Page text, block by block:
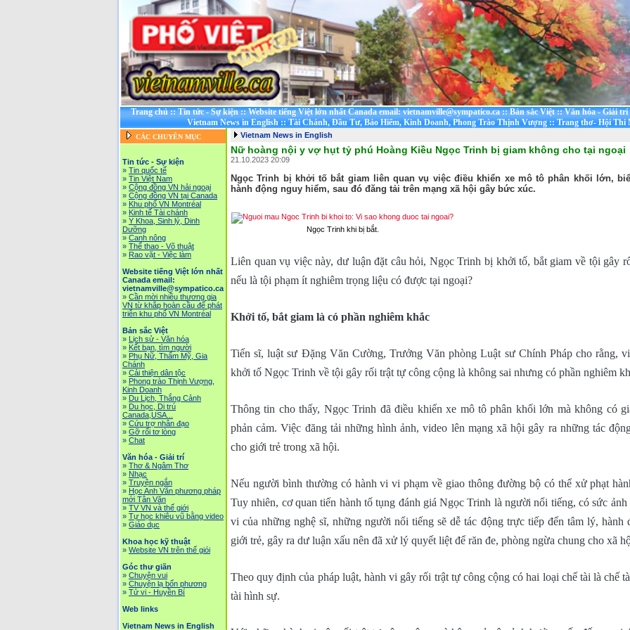
Trang chủ::Tin tức - Sự kiện::Website tiếng Việt lớn nhất Canada email: vietnamville@sympatico.ca::Bản sắc Việt::Văn hóa - Giải trí
Vietnam News in English::Tài Chánh, Đầu Tư, Bảo Hiểm, Kinh Doanh, Phong Trào Thịnh Vượng::Trang thơ- Hội Thi
CÁC CHUYÊN MỤC
Tin tức - Sự kiện
» Tin quốc tế
» Tin Việt Nam
» Cộng đồng VN hải ngoại
» Cộng đồng VN tại Canada
» Khu phố VN Montréal
» Kinh tế Tài chánh
» Y Khoa, Sinh lý, Dinh
Dưỡng
» Canh nông
» Thể thao - Võ thuật
» Rao vặt - Việc làm
Website tiếng Việt lớn nhất
Canada email:
vietnamville@sympatico.ca
» Cần mời nhiều thương gia
VN từ khắp hoàn cầu để phát
triễn khu phố VN Montréal
Bản sắc Việt
» Lịch sử - Văn hóa
» Kết bạn, tìm người
» Phụ Nữ, Thẩm Mỹ, Gia
Chánh
» Cải thiện dân tộc
» Phong trào Thịnh Vượng,
Kinh Doanh
» Du Lịch, Thắng Cảnh
» Du học, Di trú
Canada,USA...
» Cứu trợ nhân đạo
» Gỡ rối tơ lòng
» Chat
Văn hóa - Giải trí
» Thơ & Ngâm Thơ
» Nhạc
» Truyện ngắn
» Học Anh Văn phương pháp
mới Tân Văn
» TV VN và thế giới
» Tự học khiêu vũ bằng video
» Giáo dục
Khoa học kỹ thuật
» Website VN trên thế giói
Góc thư giãn
» Chuyện vui
» Chuyện lạ bốn phương
» Tử vi - Huyền Bí
Web links
Vietnam News in English
Vietnam News in English
Nữ hoàng nội y vợ hụt tỷ phú Hoàng Kiều Ngọc Trinh bị giam không cho tại ngoại
21.10.2023 20:09
Ngọc Trinh bị khởi tố bắt giam liên quan vụ việc điều khiển xe mô tô phân khối lớn,
hành động nguy hiểm, sau đó đăng tải trên mạng xã hội gây bức xúc.
Ngọc Trinh khi bị bắt.
Liên quan vụ việc này, dư luận đặt câu hỏi, Ngọc Trinh bị khởi tố, bắt giam về tội gây
nếu là tội phạm ít nghiêm trọng liệu có được tại ngoại?
Khởi tố, bắt giam là có phần nghiêm khắc
Tiến sĩ, luật sư Đặng Văn Cường, Trưởng Văn phòng Luật sư Chính Pháp cho rằng,
khởi tố Ngọc Trinh về tội gây rối trật tự công cộng là không sai nhưng có phần nghiêm
Thông tin cho thấy, Ngọc Trinh đã điều khiển xe mô tô phân khối lớn mà không có
phản cảm. Việc đăng tải những hình ảnh, video lên mạng xã hội gây ra những tác
cho giới trẻ trong xã hội.
Nếu người bình thường có hành vi vi phạm về giao thông đường bộ có thể xử phạt
Tuy nhiên, cơ quan tiến hành tố tụng đánh giá Ngọc Trinh là người nổi tiếng, có sức
vi của những nghệ sĩ, những người nổi tiếng sẽ dễ tác động trực tiếp đến tâm lý, hành
giới trẻ, gây ra dư luận xấu nên đã xử lý quyết liệt để răn đe, phòng ngừa chung cho xã
Theo quy định của pháp luật, hành vi gây rối trật tự công cộng có hai loại chế tài là chế
tài hình sự.